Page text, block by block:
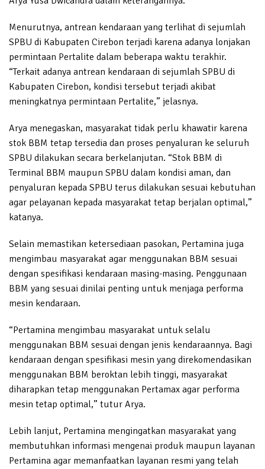
Menurutnya, antrean kendaraan yang terlihat di sejumlah
SPBU di Kabupaten Cirebon terjadi karena adanya lonjakan
permintaan Pertalite dalam beberapa waktu terakhir.
“Terkait adanya antrean kendaraan di sejumlah SPBU di
Kabupaten Cirebon, kondisi tersebut terjadi akibat
meningkatnya permintaan Pertalite,” jelasnya.
Arya menegaskan, masyarakat tidak perlu khawatir karena
stok BBM tetap tersedia dan proses penyaluran ke seluruh
SPBU dilakukan secara berkelanjutan. “Stok BBM di
Terminal BBM maupun SPBU dalam kondisi aman, dan
penyaluran kepada SPBU terus dilakukan sesuai kebutuhan
agar pelayanan kepada masyarakat tetap berjalan optimal,”
katanya.
Selain memastikan ketersediaan pasokan, Pertamina juga
mengimbau masyarakat agar menggunakan BBM sesuai
dengan spesifikasi kendaraan masing-masing. Penggunaan
BBM yang sesuai dinilai penting untuk menjaga performa
mesin kendaraan.
“Pertamina mengimbau masyarakat untuk selalu
menggunakan BBM sesuai dengan jenis kendaraannya. Bagi
kendaraan dengan spesifikasi mesin yang direkomendasikan
menggunakan BBM beroktan lebih tinggi, masyarakat
diharapkan tetap menggunakan Pertamax agar performa
mesin tetap optimal,” tutur Arya.
Lebih lanjut, Pertamina mengingatkan masyarakat yang
membutuhkan informasi mengenai produk maupun layanan
Pertamina agar memanfaatkan layanan resmi yang telah